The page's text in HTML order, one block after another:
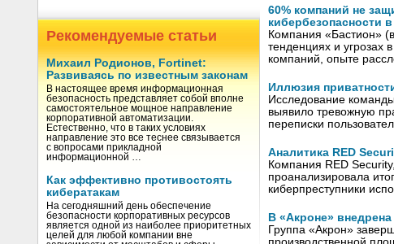
Рекомендуемые статьи
Михаил Родионов, Fortinet:
Развиваясь по известным законам
В настоящее время информационная
безопасность представляет собой вполне
самостоятельное мощное направление
корпоративной автоматизации.
Естественно, что в таких условиях
направление это все теснее связывается
с вопросами прикладной
информационной …
Как эффективно противостоять
кибератакам
На сегодняшний день обеспечение
безопасности корпоративных ресурсов
является одной из наиболее приоритетных
целей для любой компании вне
60% компаний не
кибербезопасности
Компания «Бастион»
тенденциях и угрозах
компаний, опыте
Иллюзия
Исследование
выявило тревожную
переписки
Аналитика RED
Компания RED
проанализировала
киберпреступники
В «Акроне»
Группа «Акрон»